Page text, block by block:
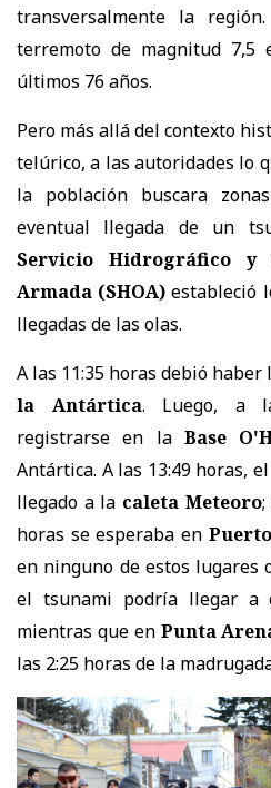
transversalmente la
terremoto de magnitud
últimos 76 años.
Pero más allá del contexto
telúrico, a las autoridades lo
la población buscara
eventual llegada de un
Servicio Hidrográfico y
Armada (SHOA) estableció
llegadas de las olas.
A las 11:35 horas debió haber
la Antártica. Luego, a
registrarse en la Base
Antártica. A las 13:49 horas,
llegado a la caleta Meteoro;
horas se esperaba en
en ninguno de estos lugares
el tsunami podría llegar a
mientras que en Punta
las 2:25 horas de la